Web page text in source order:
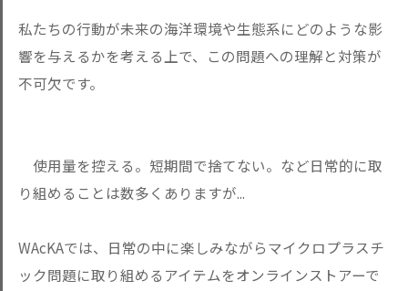
私たちの行動が未来の海洋環境や生態系にどのような影
響を与えるかを考える上で、この問題への理解と対策が
不可欠です。
使用量を控える。短期間で捨てない。など日常的に取
り組めることは数多くありますが...
WAcKAでは、日常の中に楽しみながらマイクロプラスチ
ック問題に取り組めるアイテムをオンラインストアーで